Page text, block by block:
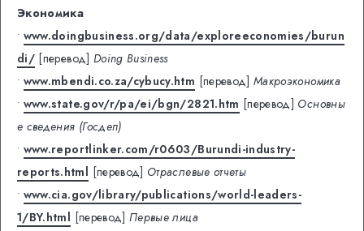
Экономика
• www.doingbusiness.org/data/exploreeconomies/burun
di/ [перевод] Doing Business
• www.mbendi.co.za/cybucy.htm [перевод] Макроэкономика
• www.state.gov/r/pa/ei/bgn/2821.htm [перевод] Основны
е сведения (Госдеп)
• www.reportlinker.com/r0603/Burundi-industry-
reports.html [перевод] Отраслевые отчеты
• www.cia.gov/library/publications/world-leaders-
1/BY.html [перевод] Первые лица